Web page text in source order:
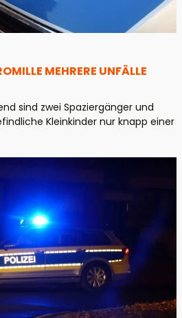
MEHRERE UNFÄLLE
sind zwei Spaziergänger und
Kleinkinder nur knapp einer